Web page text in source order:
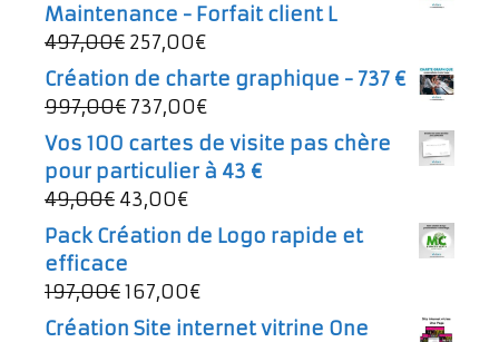
Maintenance - Forfait client L
497,00€ Le
prix
initial
était :
497,00€.
257,00€Le
prix
actuel
257,00€.
Création de charte graphique - 737 €
997,00€ Le
prix
initial
était :
997,00€.
737,00€Le
prix
actuel
Vos 100 cartes de visite pas chère
pour particulier à 43 €
49,00€ Le
prix
initial
était :
49,00€.
43,00€Le
prix
actuel
est :
Pack Création de Logo rapide et
efficace
197,00€Le
prix
167,00€Le
prix
Création Site internet vitrine One